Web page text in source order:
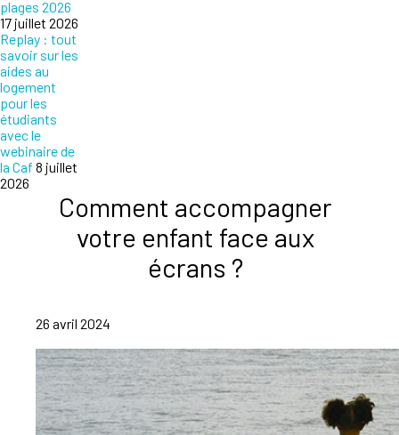
plages 2026
17 juillet 2026
Replay : tout
savoir sur les
aides au
logement
pour les
étudiants
avec le
webinaire de
la Caf 8 juillet
2026
Comment accompagner
votre enfant face aux
écrans ?
26 avril 2024